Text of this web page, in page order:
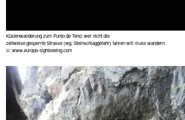
Küstenwanderung zum Punto de Teno: wer nicht die
zeitweise gesperrte Strasse (wg. Steinschlaggefahr) fahren will muss wandern.
©: www.europe-sightseeing.com